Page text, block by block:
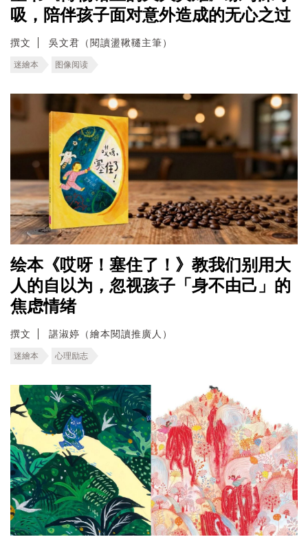
吸，陪伴孩子面对意外造成的无心之过
撰文 吳文君（閱讀盪鞦韆主筆）
迷繪本 图像阅读
绘本《哎呀！塞住了！》教我们别用大
人的自以为，忽视孩子「身不由己」的
焦虑情绪
撰文 諶淑婷（繪本閱讀推廣人）
迷繪本 心理励志